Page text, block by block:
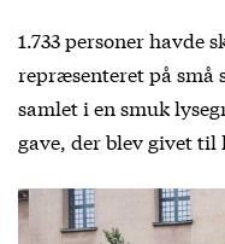
1.733 personer havde
repræsenteret på små
samlet i en smuk
gave, der blev givet til